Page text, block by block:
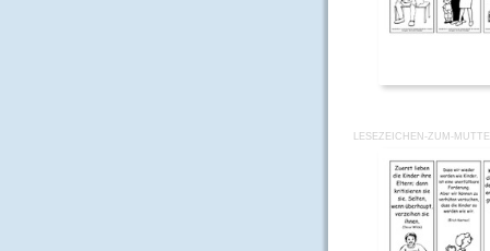
LESEZEICHEN-ZUM-